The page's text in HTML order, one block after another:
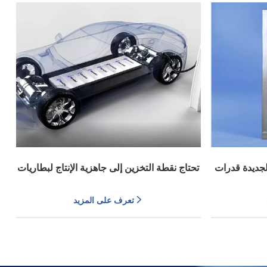
تحتاج نقطة التخزين إلى جاهزية الإنتاج لبطاريات
تعرف على المزيد
قدرات